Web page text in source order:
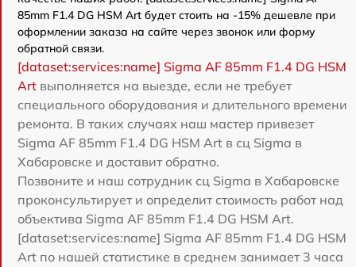
85mm F1.4 DG HSM Art будет стоить на -15% дешевле при
оформлении заказа на сайте через звонок или форму
обратной связи.
[dataset:services:name] Sigma AF 85mm F1.4 DG HSM
Art выполняется на выезде, если не требует
специального оборудования и длительного времени
ремонта. В таких случаях наш мастер привезет
Sigma AF 85mm F1.4 DG HSM Art в сц Sigma в
Хабаровске и доставит обратно.
Позвоните и наш сотрудник сц Sigma в Хабаровске
проконсультирует и определит стоимость работ над
объектива Sigma AF 85mm F1.4 DG HSM Art.
[dataset:services:name] Sigma AF 85mm F1.4 DG HSM
Art по нашей статистике в среднем занимает 3 часа